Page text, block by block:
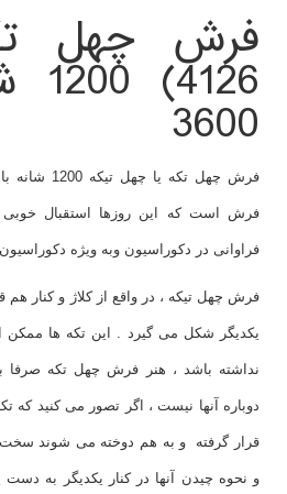
فرش چهل
3600
فرش است که این روزها استقبال خوبی
فراوانی در دکوراسیون وبه ویژه
فرش چهل تیکه ، در واقع از کلاژ و کنار هم
یکدیگر شکل می گیرد . این تکه ها
نداشته باشد ، هنر فرش چهل تکه صرفا
دوباره آنها نیست ، اگر تصور می کنید که
قرار گرفته و به هم دوخته می شوند سخت
و نحوه چیدن آنها در کنار یکدیگر به